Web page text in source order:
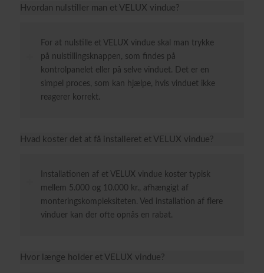
Hvordan nulstiller man et VELUX vindue?
For at nulstille et VELUX vindue skal man trykke
på nulstillingsknappen, som findes på
kontrolpanelet eller på selve vinduet. Det er en
simpel proces, som kan hjælpe, hvis vinduet ikke
reagerer korrekt.
Hvad koster det at få installeret et VELUX vindue?
Installationen af et VELUX vindue koster typisk
mellem 5.000 og 10.000 kr., afhængigt af
monteringskompleksiteten. Ved installation af flere
vinduer kan der ofte opnås en rabat.
Hvor længe holder et VELUX vindue?